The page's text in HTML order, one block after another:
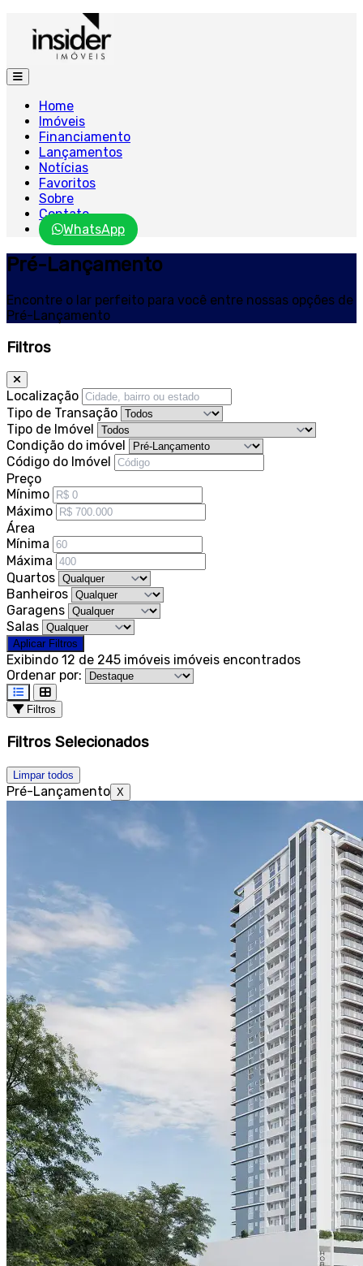
Home
Imóveis
Financiamento
Lançamentos
Notícias
Favoritos
Sobre
Contato
WhatsApp
Pré-Lançamento
Encontre o lar perfeito para você entre nossas opções de
Pré-Lançamento
Filtros
Localização
Tipo de Transação
Tipo de Imóvel
Condição do imóvel
Código do Imóvel
Preço
Mínimo
Máximo
Área
Mínima
Máxima
Quartos
Banheiros
Garagens
Salas
Aplicar Filtros
Exibindo 12 de 245 imóveis imóveis encontrados
Ordenar por:
Filtros
Filtros Selecionados
Limpar todos
Pré-Lançamento X